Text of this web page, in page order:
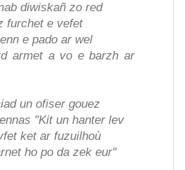
diwiskañ zo red
furchet e vefet
e pado ar wel
armet a vo e barzh ar
un ofiser gouez
"Kit un hanter lev
ket ar fuzuilhoù
ho po da zek eur"